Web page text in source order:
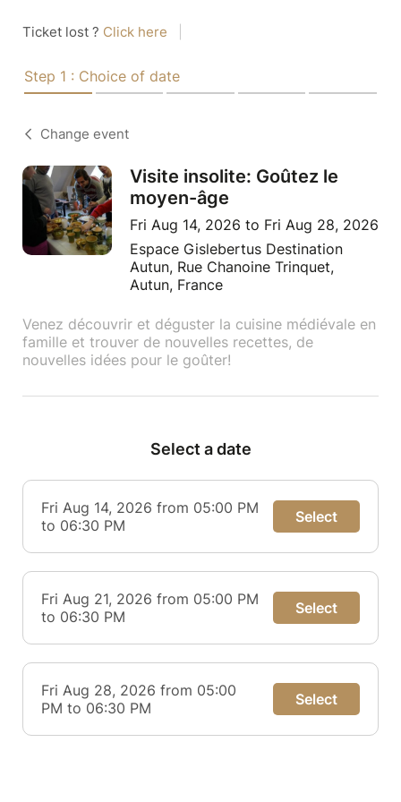
Ticket lost ? Click here
Step 1 : Choice of date
Change event
Visite insolite: Goûtez le
moyen-âge
Fri Aug 14, 2026 to Fri Aug 28, 2026
Espace Gislebertus Destination
Autun, Rue Chanoine Trinquet,
Autun, France
Venez découvrir et déguster la cuisine médiévale en
famille et trouver de nouvelles recettes, de
nouvelles idées pour le goûter!
Select a date
Fri Aug 14, 2026 from 05:00 PM
to 06:30 PM
Select
Fri Aug 21, 2026 from 05:00 PM
to 06:30 PM
Select
Fri Aug 28, 2026 from 05:00
PM to 06:30 PM
Select